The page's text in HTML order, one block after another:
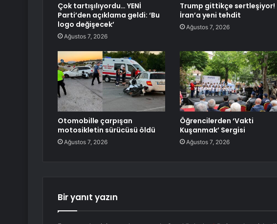
Çok tartışılıyordu… YENİ
Parti’den açıklama geldi: ‘Bu
logo değişecek’
Ağustos 7, 2026
Trump gittikçe sertleşiyor!
İran’a yeni tehdit
Ağustos 7, 2026
Otomobille çarpışan
motosikletin sürücüsü öldü
Ağustos 7, 2026
Öğrencilerden ‘Vakti
Kuşanmak’ Sergisi
Ağustos 7, 2026
Bir yanıt yazın